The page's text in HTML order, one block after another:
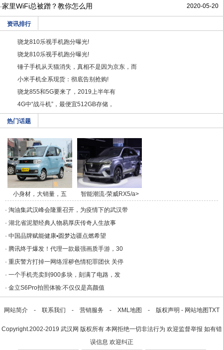
2020-05-20
·家里WiFi总被蹭？教你怎么用
资讯排行
骁龙810乐视手机跑分曝光!
骁龙810乐视手机跑分曝光!
锤子手机从天猫消失，真相不是因为京东，而
小米手机全系现货：彻底告别抢购!
骁龙855和5G要来了，2019上半年有
4G中“战斗机”，最便宜512GB存储，
热门话题
小身材，大销量，五
菱/a>
智能潮流-荣威RX5/a>
· 淘油集武汉峰会隆重召开，为疫情下的武汉带
· 湖北省泥塑经典人物易厚庆传奇人生故事
· 中国品牌赋能健康▪圆梦边疆点燃希望
· 腾讯终于爆发！代理一款最强画质手游，30
· 重庆警方打掉一网络淫秽色情犯罪团伙 关停
· 一个手机壳卖到900多块，刻满了电路，发
· 金立S6Pro拍照体验:不仅仅是高颜值
网站简介- 联系我们 - 营销服务 - XML地图 - 版权声明 - 网站地图TXT
Copyright.2002-2019 武汉网 版权所有 本网拒绝一切非法行为 欢迎监督举报 如有错
误信息 欢迎纠正